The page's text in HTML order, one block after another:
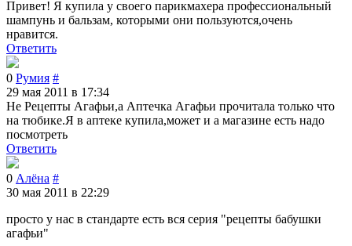
Привет! Я купила у своего парикмахера профессиональный
шампунь и бальзам, которыми они пользуются,очень
нравится.
Ответить
0 Румия #
29 мая 2011 в 17:34
Не Рецепты Агафьи,а Аптечка Агафьи прочитала только что
на тюбике.Я в аптеке купила,может и а магазине есть надо
посмотреть
Ответить
0 Алёна #
30 мая 2011 в 22:29
просто у нас в стандарте есть вся серия "рецепты бабушки
агафьи"